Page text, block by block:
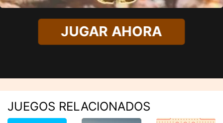
JUGAR AHORA
JUEGOS RELACIONADOS